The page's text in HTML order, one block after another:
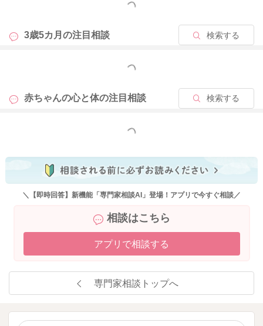
もっと見る
3歳5カ月の注目相談 検索する
もっと見る
赤ちゃんの心と体の注目相談 検索する
もっと見る
＼【即時回答】新機能「専門家相談AI」登場！アプリで今すぐ相談／
相談はこちら
アプリで相談する
専門家相談トップへ